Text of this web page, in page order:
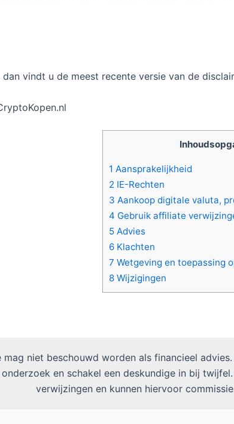
vindt u de meest recente versie van de
1 Aansprakelijkheid
2 IE-Rechten
3 Aankoop digitale valuta,
4 Gebruik affiliate
5Advies
6Klachten
7 Wetgeving en toepassing
8Wijzigingen
niet beschouwd worden als financieel
en schakel een deskundige in bij
verwijzingen en kunnen hiervoor